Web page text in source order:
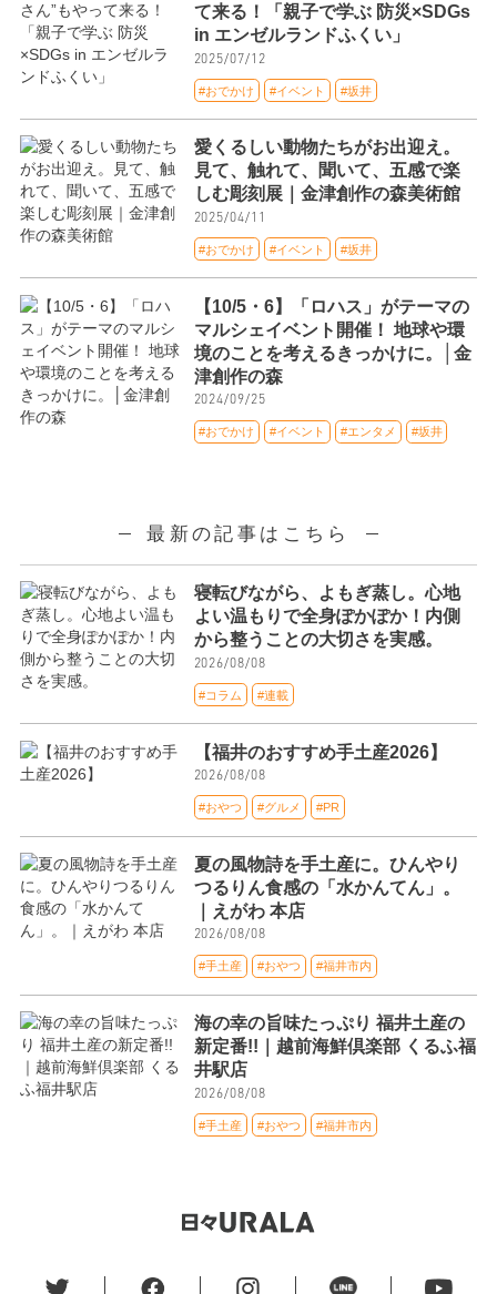
て来る！「親子で学ぶ 防災×SDGs
in エンゼルランドふくい」
2025/07/12
#おでかけ #イベント #坂井
愛くるしい動物たちがお出迎え。
見て、触れて、聞いて、五感で楽
しむ彫刻展｜金津創作の森美術館
2025/04/11
#おでかけ #イベント #坂井
【10/5・6】「ロハス」がテーマの
マルシェイベント開催！ 地球や環
境のことを考えるきっかけに。│金
津創作の森
2024/09/25
#おでかけ #イベント #エンタメ #坂井
最新の記事はこちら
寝転びながら、よもぎ蒸し。心地
よい温もりで全身ぽかぽか！内側
から整うことの大切さを実感。
2026/08/08
#コラム #連載
【福井のおすすめ手土産2026】
2026/08/08
#おやつ #グルメ #PR
夏の風物詩を手土産に。ひんやり
つるりん食感の「水かんてん」。
｜えがわ 本店
2026/08/08
#手土産 #おやつ #福井市内
海の幸の旨味たっぷり 福井土産の
新定番!!｜越前海鮮倶楽部 くるふ福
井駅店
2026/08/08
#手土産 #おやつ #福井市内